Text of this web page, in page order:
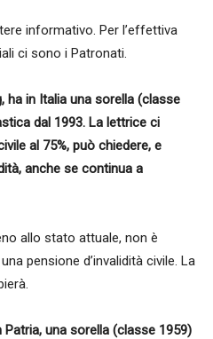
informativo. Per l’effettiva
ci sono i Patronati.
ha in Italia una sorella (classe
dal 1993. La lettrice ci
al 75%, può chiedere, e
anche se continua a
allo stato attuale, non è
pensione d’invalidità civile. La
Patria, una sorella (classe 1959)